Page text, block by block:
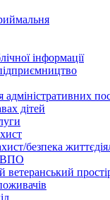
інформації
дітей
безпека
ВПО
ветеранський